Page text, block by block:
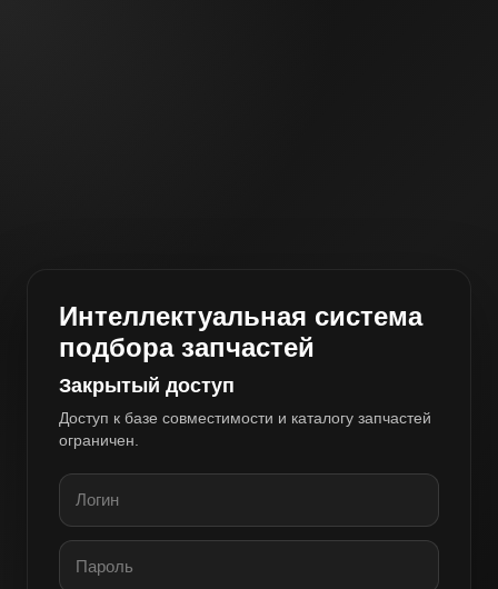
Интеллектуальная система
подбора запчастей
Закрытый доступ
Доступ к базе совместимости и каталогу запчастей
ограничен.